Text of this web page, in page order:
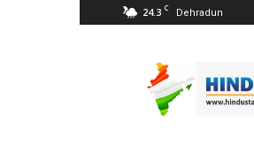
24.3 C Dehradun